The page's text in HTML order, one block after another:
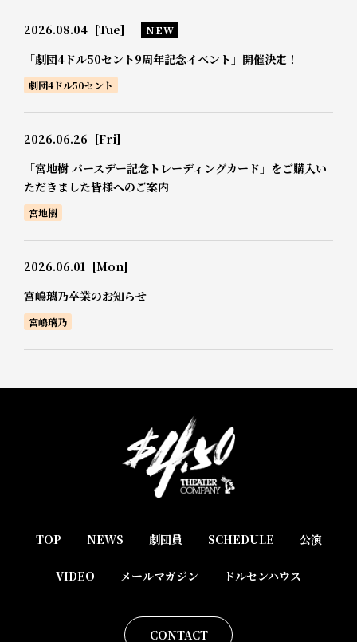
2026.08.04 [Tue] NEW
「劇団4ドル50セント9周年記念イベント」開催決定！
劇団4ドル50セント
2026.06.26 [Fri]
「宮地樹 バースデー記念トレーディングカード」をご購入い
ただきました皆様へのご案内
宮地樹
2026.06.01 [Mon]
宮嶋璃乃卒業のお知らせ
宮嶋璃乃
TOP NEWS 劇団員 SCHEDULE 公演
VIDEO メールマガジン ドルセンハウス
CONTACT